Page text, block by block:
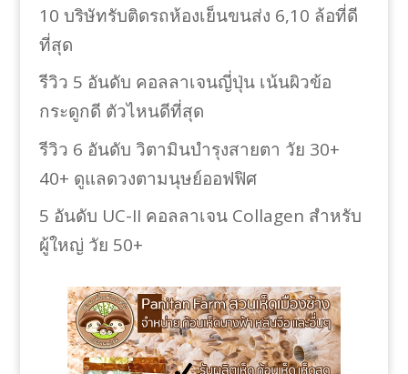
10 บริษัทรับติดรถห้องเย็นขนส่ง 6,10 ล้อที่ดี
ที่สุด
รีวิว 5 อันดับ คอลลาเจนญี่ปุ่น เน้นผิวข้อ
กระดูกดี ตัวไหนดีที่สุด
รีวิว 6 อันดับ วิตามินบำรุงสายตา วัย 30+
40+ ดูแลดวงตามนุษย์ออฟฟิศ
5 อันดับ UC-II คอลลาเจน Collagen สำหรับ
ผู้ใหญ่ วัย 50+